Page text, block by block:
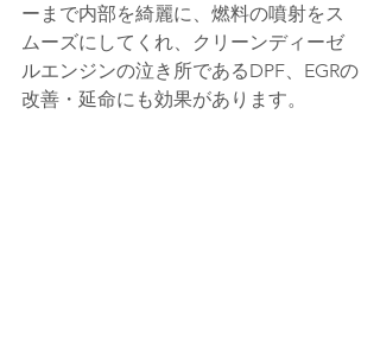
ーまで内部を綺麗に、燃料の噴射をス
ムーズにしてくれ、クリーンディーゼ
ルエンジンの泣き所であるDPF、EGRの
改善・延命にも効果があります。